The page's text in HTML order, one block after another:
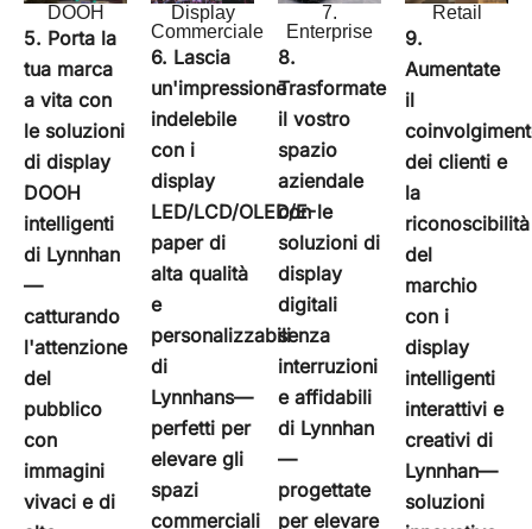
DOOH
5. Porta la
tua marca
a vita con
le soluzioni
di display
DOOH
intelligenti
di Lynnhan
—
catturando
l'attenzione
del
pubblico
con
immagini
vivaci e di
Display
Commerciale
6. Lascia
un'impressione
indelebile
con i
display
LED/LCD/OLED/E-
paper di
alta qualità
e
personalizzabili
di
Lynnhans—
perfetti per
elevare gli
spazi
commerciali
7.
Enterprise
8.
Trasformate
il vostro
spazio
aziendale
con le
soluzioni di
display
digitali
senza
interruzioni
e affidabili
di Lynnhan
—
progettate
per elevare
Retail
9.
Aumentate
il
dei clienti e
la
riconoscibilità
del
marchio
con i
display
intelligenti
interattivi e
creativi di
Lynnhan—
soluzioni